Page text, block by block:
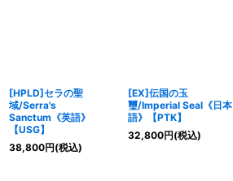
[HPLD]セラの聖
域/Serra's
Sanctum《英語》
【USG】
38,800円(税込)
[EX]伝国の玉
璽/Imperial Seal《日本
語》【PTK】
32,800円(税込)